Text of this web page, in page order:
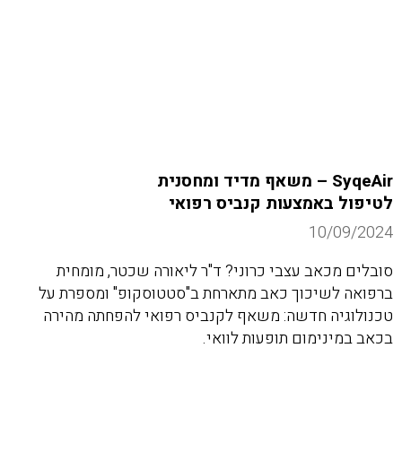
SyqeAir – משאף מדיד ומחסנית
לטיפול באמצעות קנביס רפואי
10/09/2024
סובלים מכאב עצבי כרוני? ד"ר ליאורה שכטר, מומחית
ברפואה לשיכוך כאב מתארחת ב"סטטוסקופ" ומספרת על
טכנולוגיה חדשה: משאף לקנביס רפואי להפחתה מהירה
בכאב במינימום תופעות לוואי.